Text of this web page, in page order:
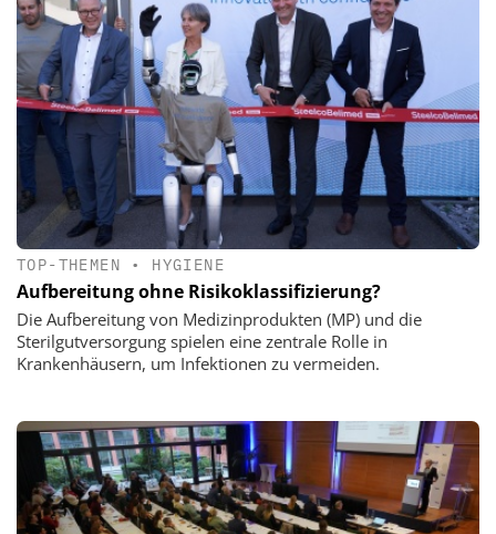
TOP-THEMEN • HYGIENE
Aufbereitung ohne Risikoklassifizierung?
Die Aufbereitung von Medizinprodukten (MP) und die
Sterilgutversorgung spielen eine zentrale Rolle in
Krankenhäusern, um Infektionen zu vermeiden.